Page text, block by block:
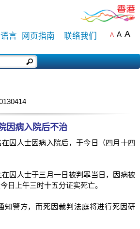
言 网页指南 联络我们 A A A
因病入院后不治
人士因病入院后，于今日（四月十四
人士于三月一日被判罪当日，因病被
日上午三时十五分证实死亡。
警方，而死因裁判法庭将进行死因研